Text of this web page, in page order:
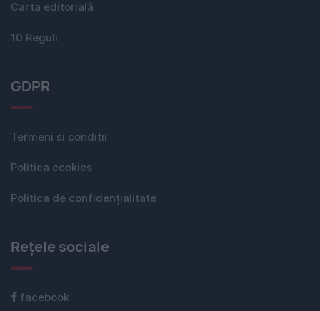
Carta editorială
10 Reguli
GDPR
Termeni si conditii
Politica cookies
Politica de confidențialitate
Rețele sociale
facebook